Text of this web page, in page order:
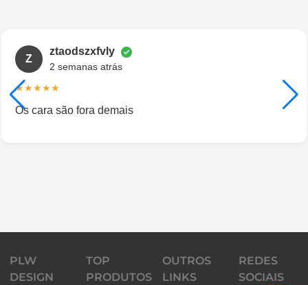
Z
ztaodszxfvly
2 semanas atrás
★★★★★
Os cara são fora demais
PLW
DESIGN
TOP
PRODUTOS
OUTROS
LINKS
REDES
SOCIAIS